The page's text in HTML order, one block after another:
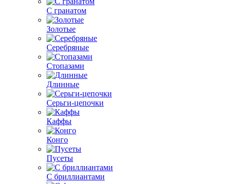
С гранатом
Золотые
Серебряные
Стопазами
Длинные
Серьги-цепочки
Каффы
Конго
Пусеты
С бриллиантами